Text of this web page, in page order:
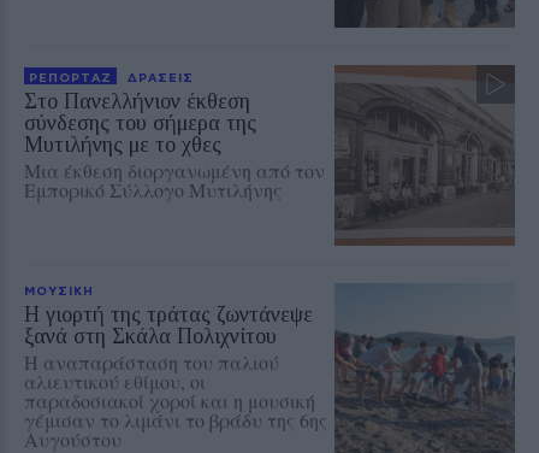
ΡΕΠΟΡΤΑΖ ΔΡΑΣΕΙΣ
Στο Πανελλήνιον έκθεση
σύνδεσης του σήμερα της
Μυτιλήνης με το χθες
Μια έκθεση διοργανωμένη από τον
Εμπορικό Σύλλογο Μυτιλήνης
ΜΟΥΣΙΚΗ
Η γιορτή της τράτας ζωντάνεψε
ξανά στη Σκάλα Πολιχνίτου
Η αναπαράσταση του παλιού
αλιευτικού εθίμου, οι
παραδοσιακοί χοροί και η μουσική
γέμισαν το λιμάνι το βράδυ της 6ης
Αυγούστου